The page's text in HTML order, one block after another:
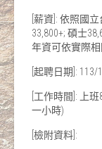
[薪資]: 依照國
33,800+; 碩士
年資可依實際相
[起聘日期]: 113/
[工作時間]: 上
一小時)
[檢附資料]: